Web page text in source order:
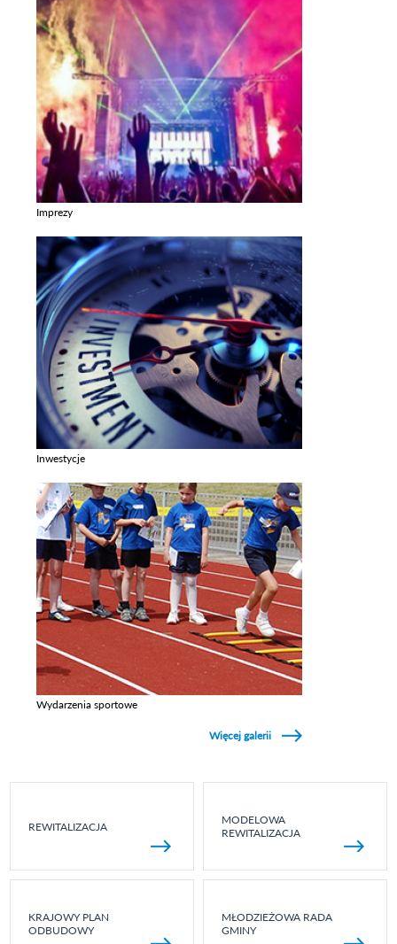
Imprezy
Inwestycje
Wydarzenia sportowe
Więcej galerii
REWITALIZACJA
MODELOWA
REWITALIZACJA
KRAJOWY PLAN
ODBUDOWY
MŁODZIEŻOWA RADA
GMINY